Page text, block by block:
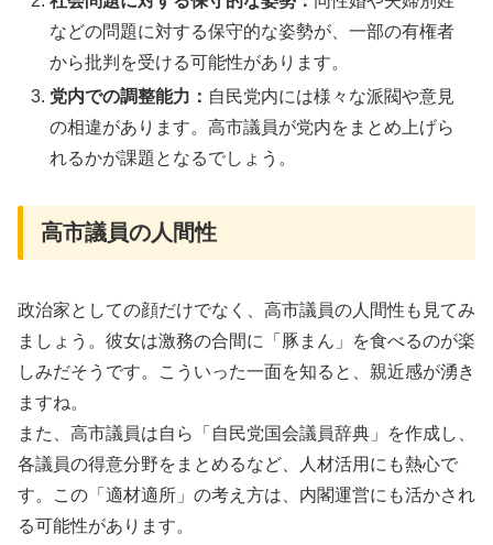
などの問題に対する保守的な姿勢が、一部の有権者
から批判を受ける可能性があります。
党内での調整能力： 自民党内には様々な派閥や意見
の相違があります。高市議員が党内をまとめ上げら
れるかが課題となるでしょう。
高市議員の人間性
政治家としての顔だけでなく、高市議員の人間性も見てみ
ましょう。彼女は激務の合間に「豚まん」を食べるのが楽
しみだそうです。こういった一面を知ると、親近感が湧き
ますね。
また、高市議員は自ら「自民党国会議員辞典」を作成し、
各議員の得意分野をまとめるなど、人材活用にも熱心で
す。この「適材適所」の考え方は、内閣運営にも活かされ
る可能性があります。